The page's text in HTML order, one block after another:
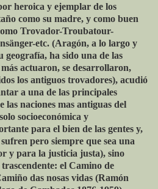
heroica y ejemplar de los
como su madre, y como buen
Trovador-Troubatour-
etc. (Aragón, a lo largo y
geografía, ha sido una de las
actuaron, se desarrollaron,
los antiguos trovadores), acudió
a una de las principales
las naciones mas antiguas del
socioeconómica y
para el bien de las gentes y,
pero siempre que sea una
y para la justicia justa), sino
el Camino de
das nosas vidas (Ramón